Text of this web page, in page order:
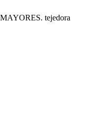
tejedora